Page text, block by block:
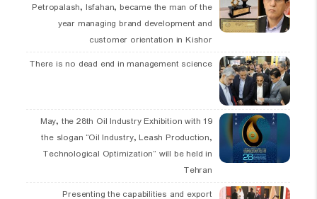
Petropalash, Isfahan, became the man of the
year managing brand development and
customer orientation in Kishor
There is no dead end in management science
19 May, the 28th Oil Industry Exhibition with
the slogan “Oil Industry, Leash Production,
Technological Optimization” will be held in
Tehran
Presenting the capabilities and export